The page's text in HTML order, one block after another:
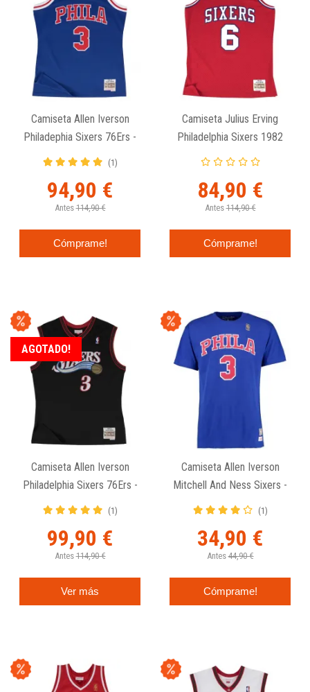
Camiseta Allen Iverson
Philadephia Sixers 76Ers -
1996-97 Swingman Azul
(1)
94,90 €
Antes 114,90 €
Cómprame!
Camiseta Julius Erving
Philadelphia Sixers 1982
Swingman Roja.
84,90 €
Antes 114,90 €
Cómprame!
Camiseta Allen Iverson
Philadelphia Sixers 76Ers -
Swingman 2000-01 Negra.
(1)
99,90 €
Antes 114,90 €
Ver más
AGOTADO!
Camiseta Allen Iverson
Mitchell And Ness Sixers -
N&N Retro
(1)
34,90 €
Antes 44,90 €
Cómprame!